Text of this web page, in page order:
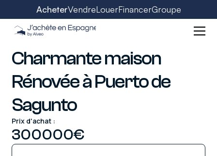
AcheterVendreLouerFinancerGroupe
Charmante maison
Rénovée à Puerto de
Sagunto
Prix d'achat :
300000€